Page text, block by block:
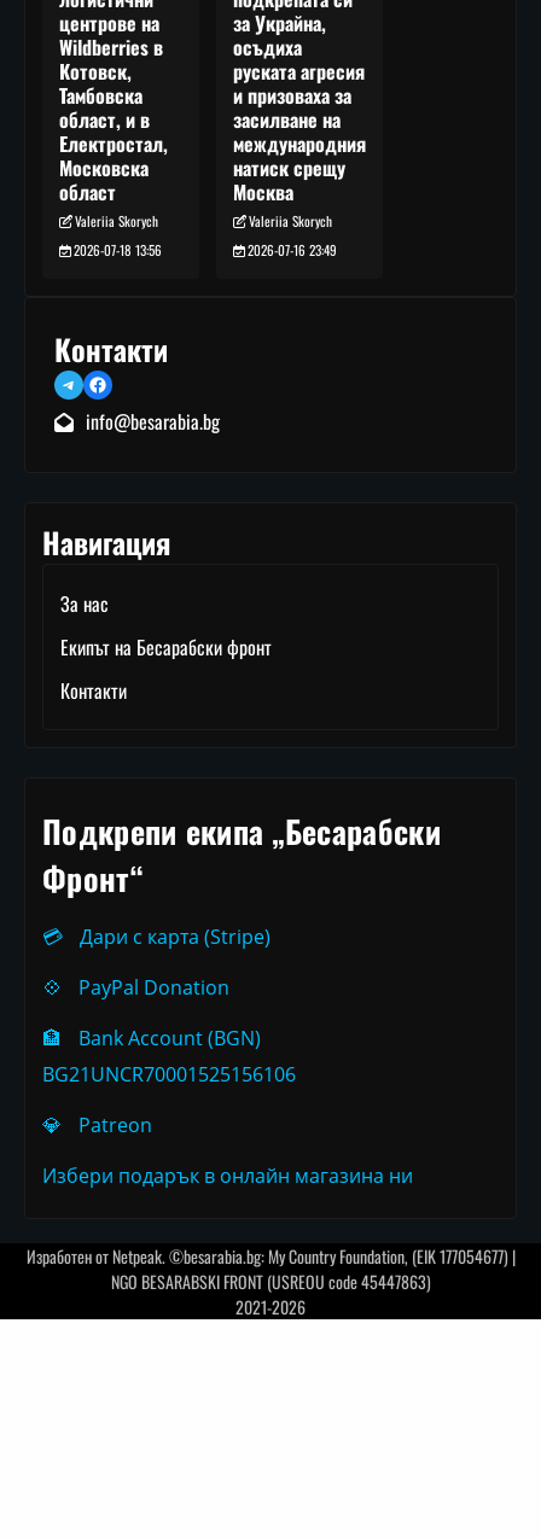
центрове на
Wildberries в
Котовск,
Тамбовска
област, и в
Електростал,
Московска
област
Valeriia Skorych
2026-07-18 13:56
за Украйна,
осъдиха
руската агресия
и призоваха за
засилване на
международния
натиск срещу
Москва
Valeriia Skorych
2026-07-16 23:49
Контакти
TelegramFacebook
info@besarabia.bg
Навигация
За нас
Екипът на Бесарабски фронт
Контакти
Подкрепи екипа „Бесарабски
Фронт“
💳
Дари с карта (Stripe)
💠
PayPal Donation
🏦
Bank Account (BGN)
BG21UNCR70001525156106
💎
Patreon
Избери подарък в онлайн магазина ни
Изработен отNetpeak. ©besarabia.bg: My Country Foundation, (EIK 177054677) |
NGO BESARABSKI FRONT (USREOU code 45447863)
2021-2026